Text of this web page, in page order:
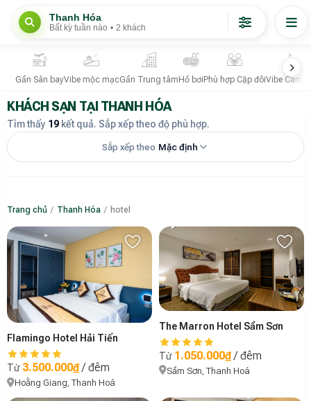
Thanh Hóa
Bất kỳ tuần nào • 2 khách
Gần Sân bayVibe mộc mạcGần Trung tâm Hồ bơi Phù hợp Cặp đôiVibe
KHÁCH SẠN TẠI THANH HÓA
Tìm thấy 19 kết quả. Sắp xếp theo độ phù hợp.
Sắp xếp theo Mặc định
Trang chủ / Thanh Hóa / hotel
Flamingo Hotel Hải Tiến
Từ 3.500.000₫/ đêm
Hoằng Giang, Thanh Hoá
The Marron Hotel Sầm Sơn
Từ 1.050.000₫/ đêm
Sầm Sơn, Thanh Hoá